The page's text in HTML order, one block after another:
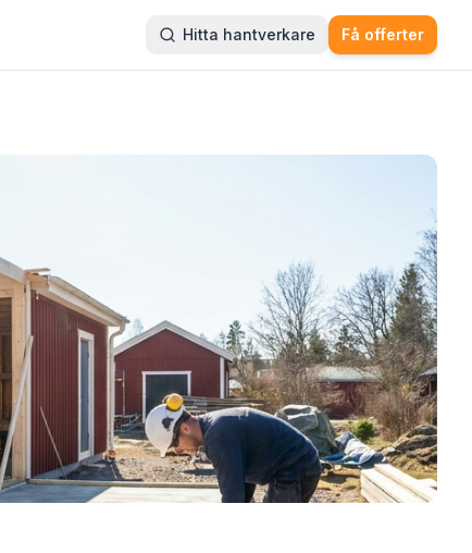
Hitta hantverkare Få offerter